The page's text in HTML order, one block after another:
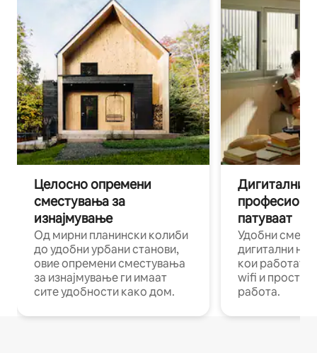
Целосно опремени
сместувања за
изнајмување
Од мирни планински колиби
до удобни урбани станови,
овие опремени сместувања
за изнајмување ги имаат
сите удобности како дом.
Дигитални
патуваат
Удобни
дигитални
кои работат
wifi и
работа.